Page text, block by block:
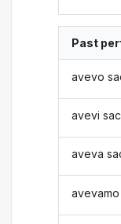
Past
avevo
avevi
aveva